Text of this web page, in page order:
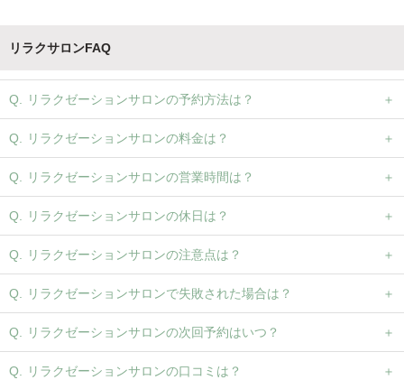
リラクサロンFAQ
リラクゼーションサロンの予約方法は？
リラクゼーションサロンの料金は？
リラクゼーションサロンの営業時間は？
リラクゼーションサロンの休日は？
リラクゼーションサロンの注意点は？
リラクゼーションサロンで失敗された場合は？
リラクゼーションサロンの次回予約はいつ？
リラクゼーションサロンの口コミは？